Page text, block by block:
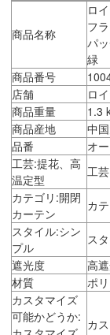
商品名称
ロ
フ
パ
緑
商品番号
店舗
ロ
商品重量
1.3
商品産地
中
品番
オ
工芸:提花、高
温定型
工
カテゴリ:開閉
カーテン
カ
スタイル:シン
プル
ス
遮光度
高
材質
ポ
カスタマイズ
可能かどうか: カ